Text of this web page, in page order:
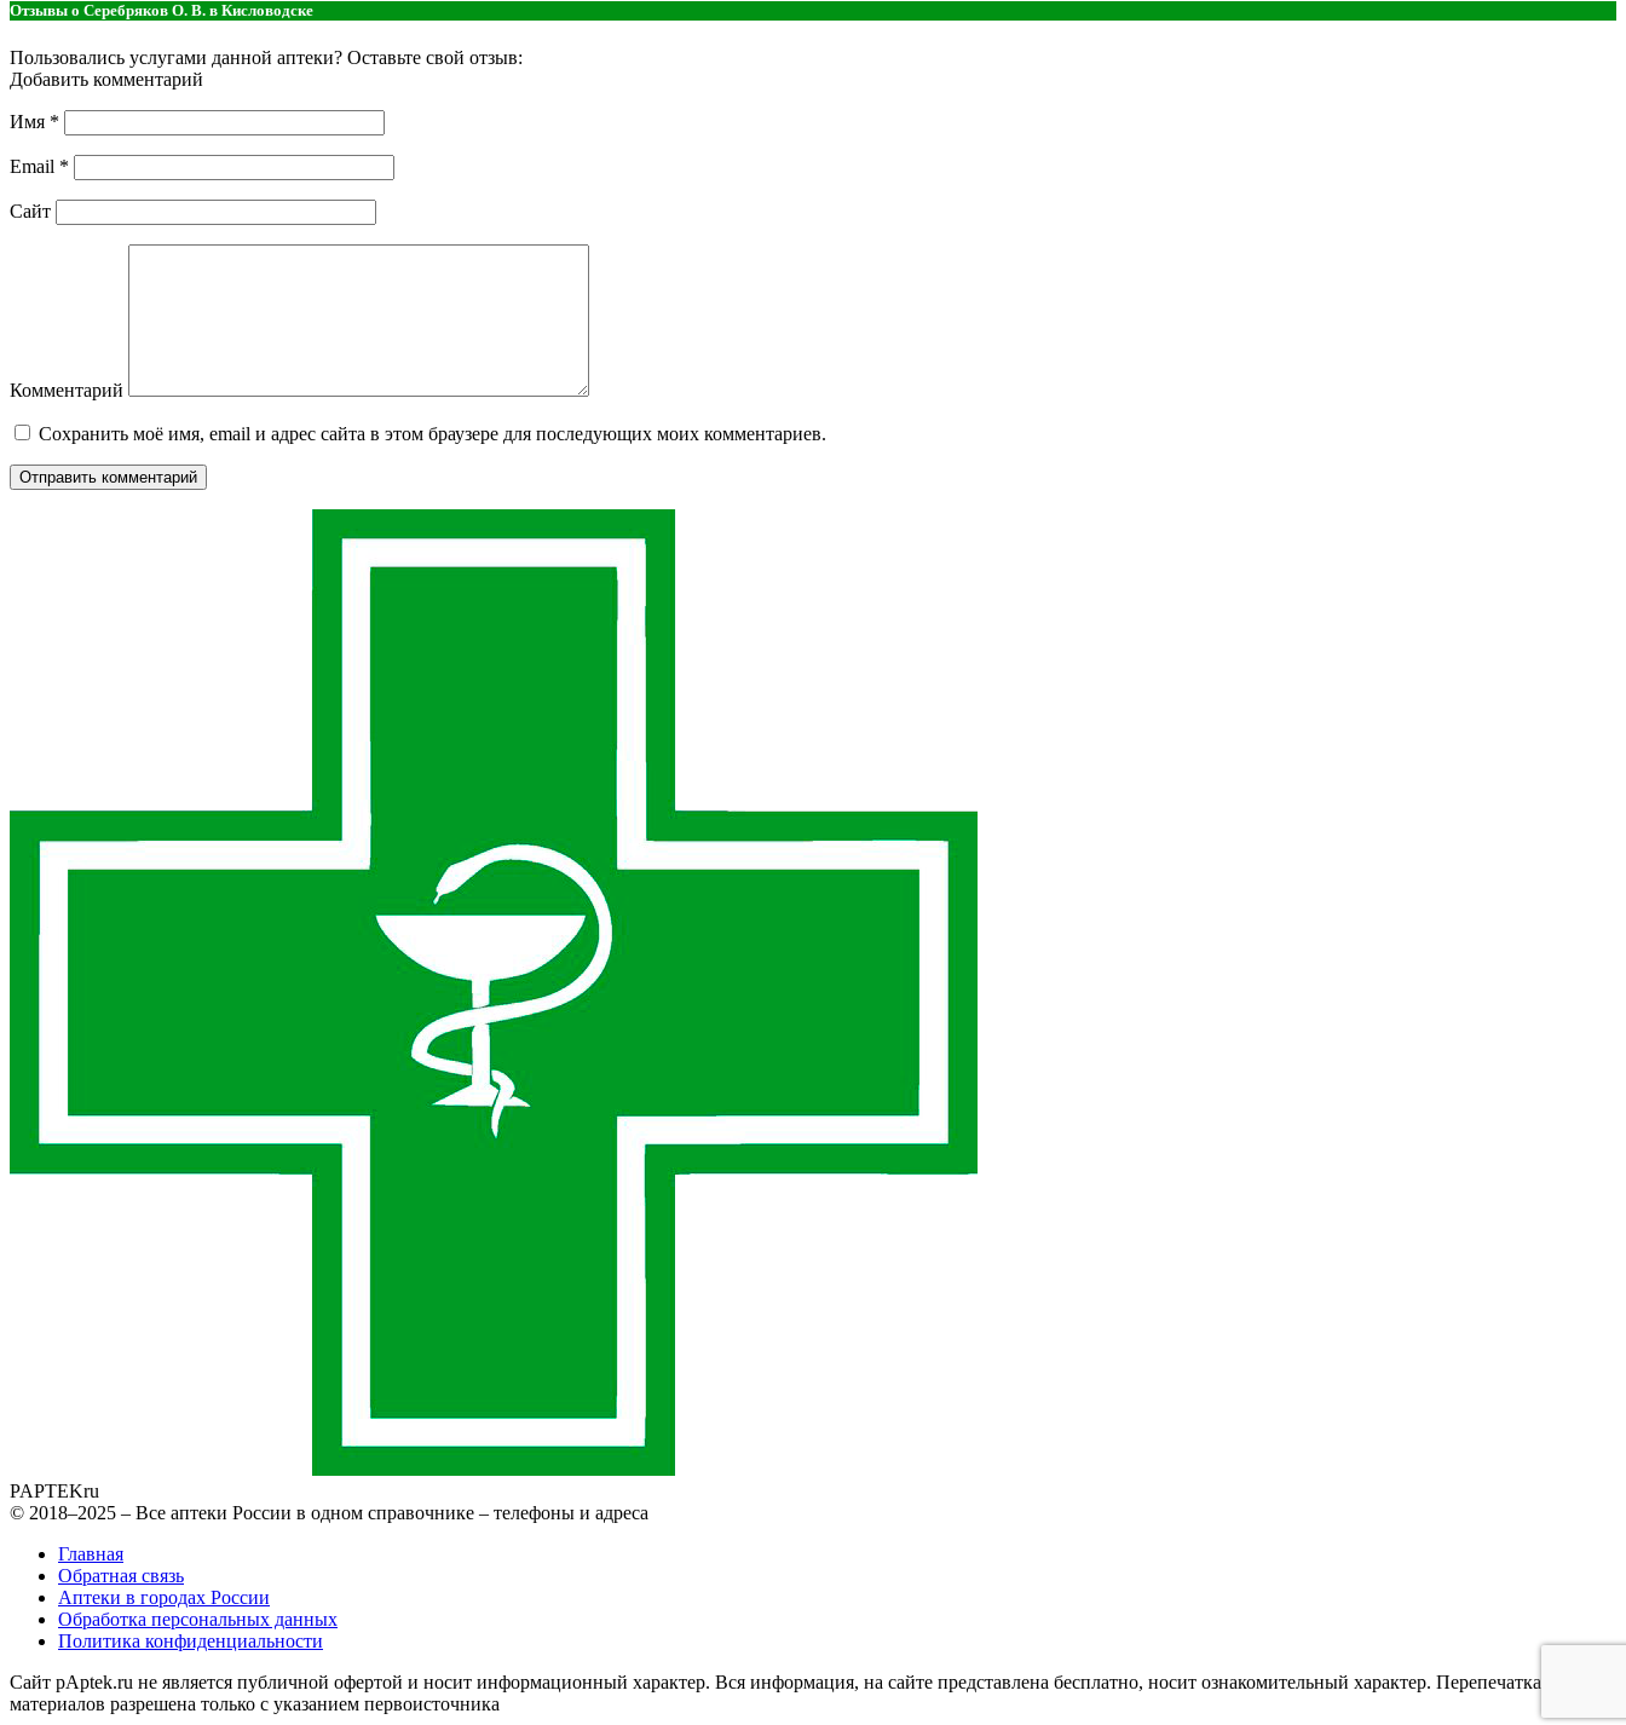
Отзывы о Серебряков О. В. в Кисловодске
Пользовались услугами данной аптеки? Оставьте свой отзыв:
Добавить комментарий
Имя *
Email *
Сайт
Комментарий
Сохранить моё имя, email и адрес сайта в этом браузере для последующих моих комментариев.
PAPTEKru
© 2018–2025 – Все аптеки России в одном справочнике – телефоны и адреса
Главная
Обратная связь
Аптеки в городах России
Обработка персональных данных
Политика конфиденциальности
Сайт pAptek.ru не является публичной офертой и носит информационный характер. Вся информация, на сайте представлена бесплатно, носит ознакомительный характер. Перепечатка
материалов разрешена только с указанием первоисточника